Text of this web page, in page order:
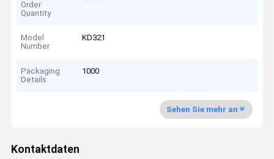
Order
Quantity
Model
Number
KD321
Packaging
Details
1000
Sehen Sie mehr an
Kontaktdaten